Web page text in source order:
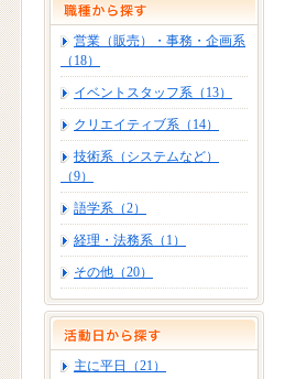
営業（販売）・事務・企画系
（18）
イベントスタッフ系（13）
クリエイティブ系（14）
技術系（システムなど）
（9）
語学系（2）
経理・法務系（1）
その他（20）
主に平日（21）